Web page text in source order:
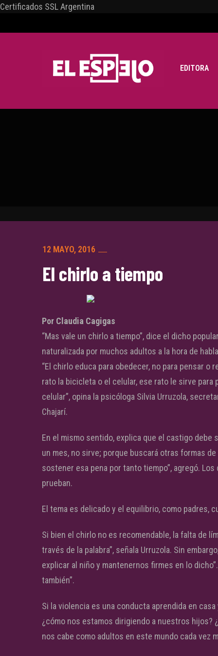
Certificados SSL Argentina
EDITORA
12 MAYO, 2016
El chirlo a tiempo
Por Claudia Cagigas
“Mas vale un chirlo a tiempo”, dice el dicho
naturalizada por muchos adultos a la hora de
“El chirlo educa para obedecer, no para pensar
rato la bicicleta o el celular, ese rato le sirve para
celular”, opina la psicóloga Silvia Urruzola,
Chajarí.
En el mismo sentido, explica que el castigo
un mes, no sirve; porque buscará otras formas
sostener esa pena por tanto tiempo”, agregó.
prueban.
El tema es delicado y el equilibrio, como padres,
Si bien el chirlo no es recomendable, la falta de
través de la palabra”, señala Urruzola. Sin
explicar al niño y mantenernos firmes en lo
también”.
Si la violencia es una conducta aprendida en
¿cómo nos estamos dirigiendo a nuestros hijos?
nos cabe como adultos en este mundo cada vez